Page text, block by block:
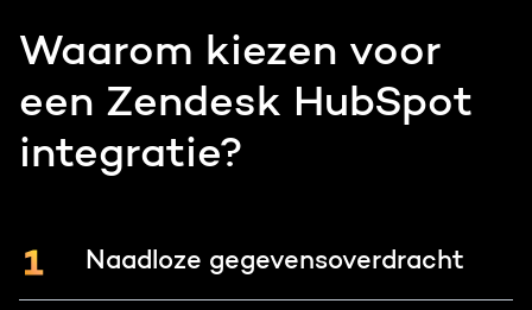
Waarom kiezen voor
een Zendesk HubSpot
integratie?
Naadloze gegevensoverdracht